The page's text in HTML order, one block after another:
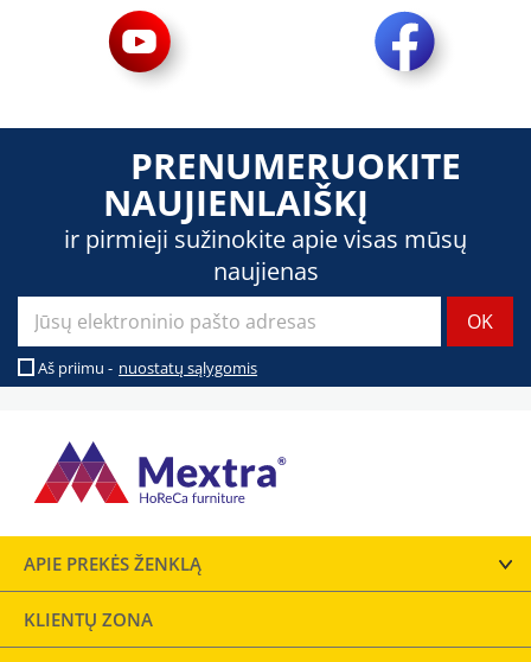
PRENUMERUOKITE
NAUJIENLAIŠKĮ
ir pirmieji sužinokite apie visas mūsų
naujienas
Aš priimu - nuostatų sąlygomis
APIE PREKĖS ŽENKLĄ
KLIENTŲ ZONA